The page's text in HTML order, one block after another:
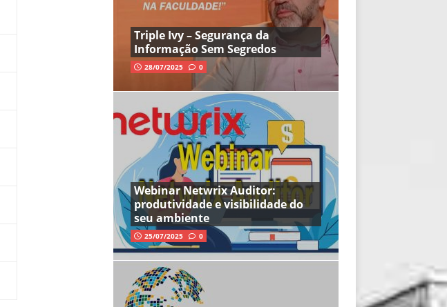
Triple Ivy – Segurança da
Informação Sem Segredos
28/07/2025 0
Webinar Netwrix Auditor:
produtividade e visibilidade do
seu ambiente
25/07/2025 0